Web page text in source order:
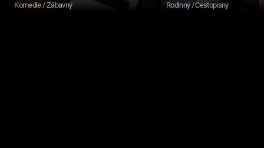
Komedie / Zábavný Rodinný / Cestopisný